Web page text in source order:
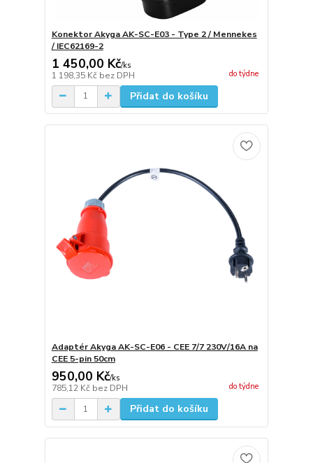
Konektor Akyga AK-SC-E03 - Type 2 / Mennekes
/ IEC62169-2
1 450,00 Kč/ks
1 198,35 Kč bez DPH do týdne
Přidat do košíku
Adaptér Akyga AK-SC-E06 - CEE 7/7 230V/16A na
CEE 5-pin 50cm
950,00 Kč/ks
785,12 Kč bez DPH do týdne
Přidat do košíku